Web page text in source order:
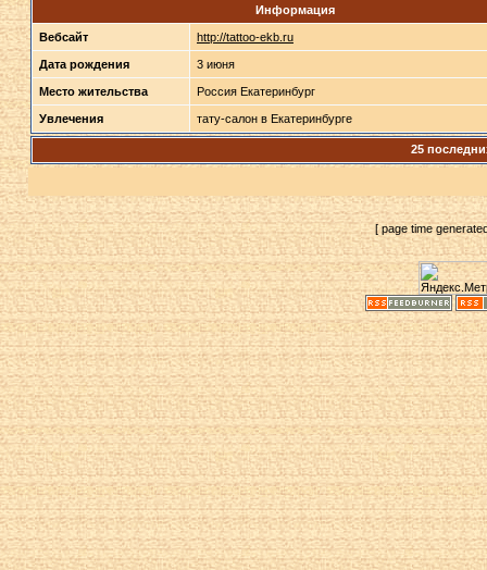
Информация
Вебсайт http://tattoo-ekb.ru
Дата рождения 3 июня
Место жительства Россия Екатеринбург
Увлечения тату-салон в Екатеринбурге
25
[ page time